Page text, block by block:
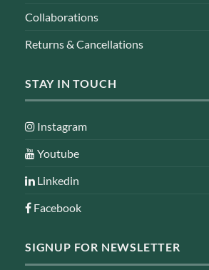
Collaborations
Returns & Cancellations
STAY IN TOUCH
Instagram
Youtube
Linkedin
Facebook
SIGNUP FOR NEWSLETTER